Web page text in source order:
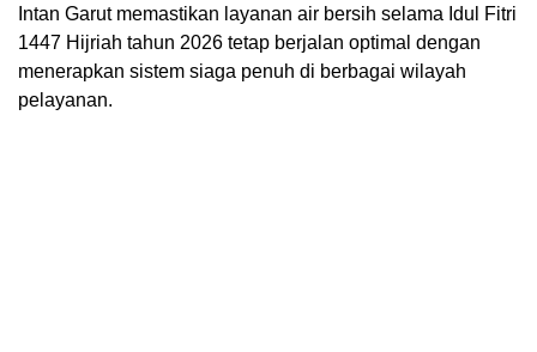
Intan Garut memastikan layanan air bersih selama Idul Fitri
1447 Hijriah tahun 2026 tetap berjalan optimal dengan
menerapkan sistem siaga penuh di berbagai wilayah
pelayanan.